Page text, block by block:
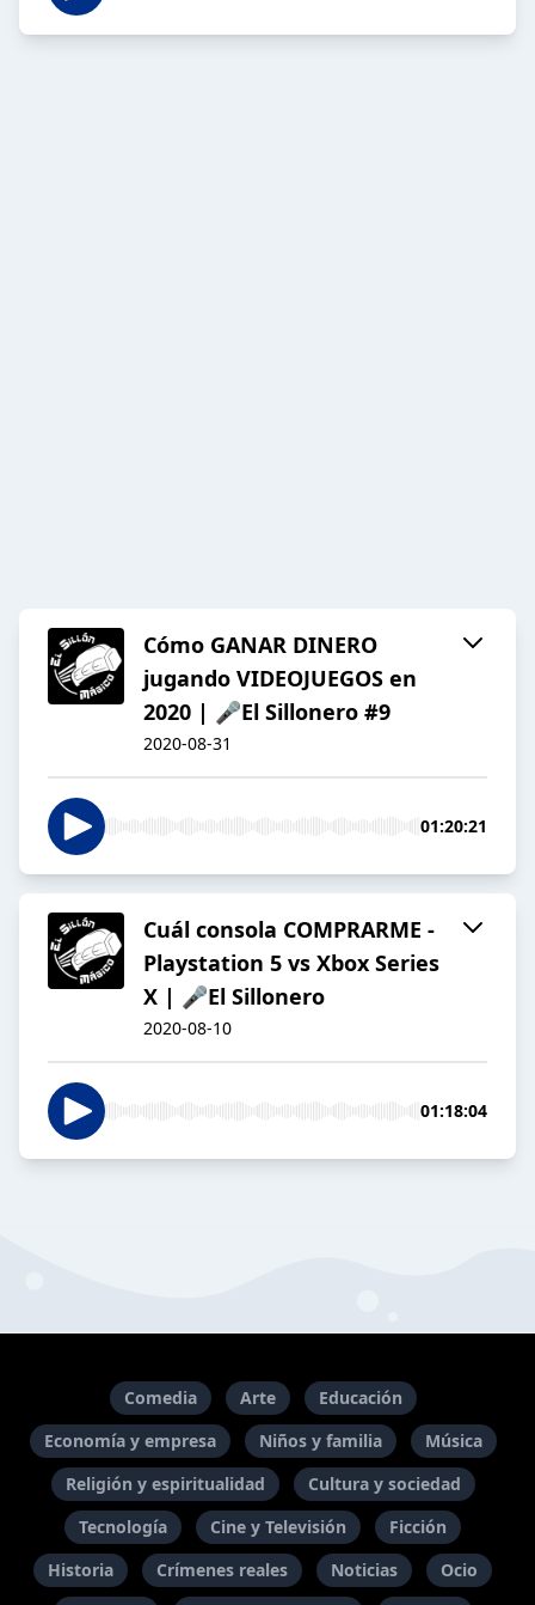
Cómo GANAR DINERO
jugando VIDEOJUEGOS en
2020 | 🎤El Sillonero #9
2020-08-31
01:20:21
Cuál consola COMPRARME -
Playstation 5 vs Xbox Series
X | 🎤El Sillonero
2020-08-10
01:18:04
Comedia Arte
Educación
Economía y empresa
Niños y familia
Música
Religión y espiritualidad
Cultura y sociedad
Tecnología
Cine y Televisión
Ficción
Historia
Crímenes reales Noticias
Ocio